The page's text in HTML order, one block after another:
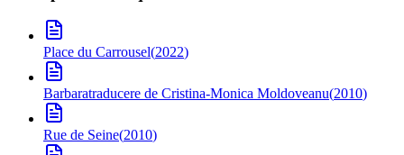
Place du Carrousel(2022)
Barbaratraducere de Cristina-Monica Moldoveanu(2010)
Rue de Seine(2010)